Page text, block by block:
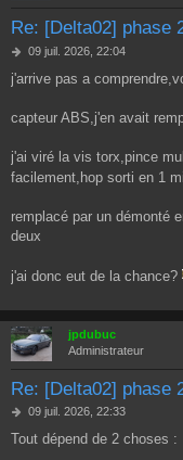
Re: [Delta02] phase
M
s
a
09 juil. 2026, 22:04
j'arrive pas a
capteur ABS,j'en avait
j'ai viré la vis torx,pince
facilement,hop sorti en 1
remplacé par un démonté
deux
j'ai donc eut de la chance?
jpdubuc
Administrateur
Re: [Delta02] phase
M
s
09 juil. 2026, 22:33
Tout dépend de 2 choses :